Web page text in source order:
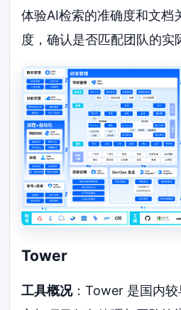
体验AI检索的准确度和文档
度，确认是否匹配团队的实
Tower
工具概况：Tower 是国内较